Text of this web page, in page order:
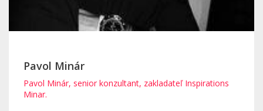
Pavol Minár
Pavol Minár, senior konzultant, zakladateľ Inspirations
Minar.